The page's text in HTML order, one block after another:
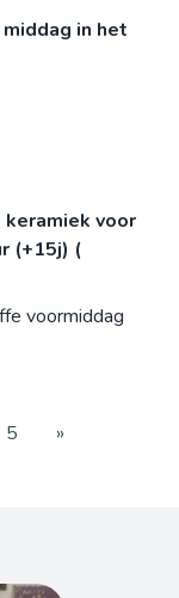
in het
voor
(+15j) (
voormiddag
5 »